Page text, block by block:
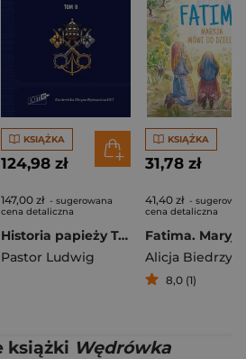
KSIĄŻKA
124,98 zł
147,00 zł - sugerowana
cena detaliczna
Historia papieży Tom II
Pastor Ludwig
KSIĄŻKA
31,78 zł
41,40 zł -
cena detaliczna
Alicja
8,0 (1)
książki Wędrówka